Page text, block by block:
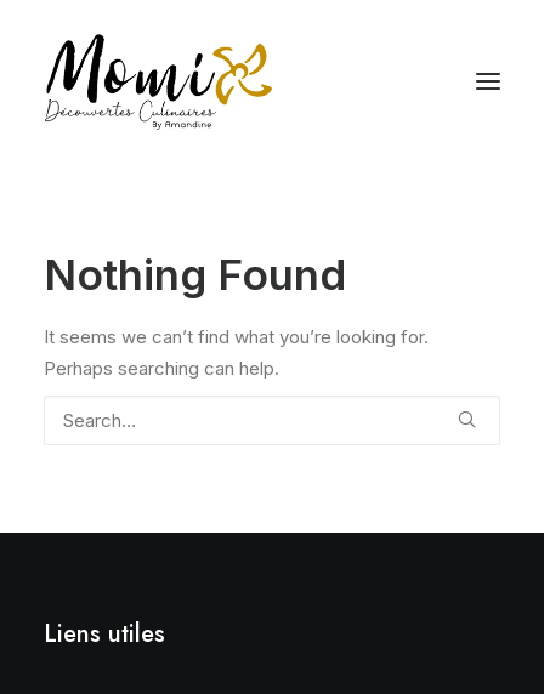
Nothing Found
It seems we can’t find what you’re looking for.
Perhaps searching can help.
Liens utiles